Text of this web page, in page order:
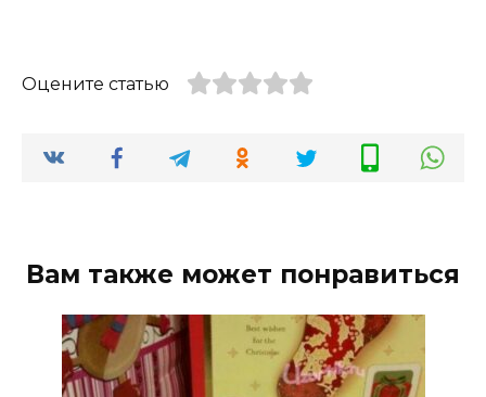
Оцените статью
Вам также может понравиться